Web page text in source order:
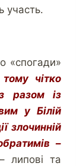
участь.
«спогади»
чітко
разом із
у Білій
злочинній
–
липові та